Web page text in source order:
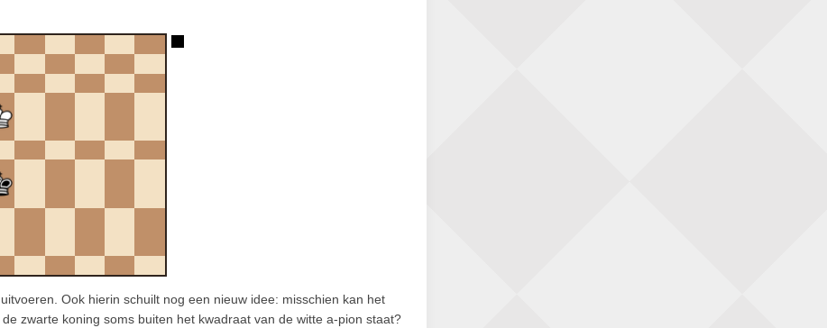
Ook hierin schuilt nog een nieuw idee: misschien kan het
zwarte koning soms buiten het kwadraat van de witte a-pion staat?